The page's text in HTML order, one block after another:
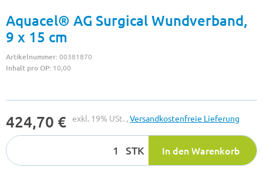
Aquacel® AG Surgical Wundverband,
9 x 15 cm
Artikelnummer:00381870
Inhalt pro OP: 10,00
424,70 € exkl. 19% USt. ,Versandkostenfreie Lieferung
STK In den Warenkorb